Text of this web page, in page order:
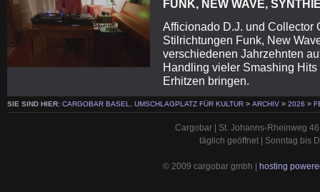
FUNK, NEW WAVE,
Afficionado D.J. und Collector
Stilrichtungen Funk, New
verschiedenen Jahrzehnten
Handling vieler Smashing
Erhitzen bringen.
SIE SIND HIER: CARGOBAR BASEL, UMSCHLAGPLATZ FÜR KULTUR > ARCHIV > 2026 >
Cargobar | St. Johanns-Rheinweg
täglich geöffnet | Sonntag bis
© 2009 cargobar gmbh | hosting